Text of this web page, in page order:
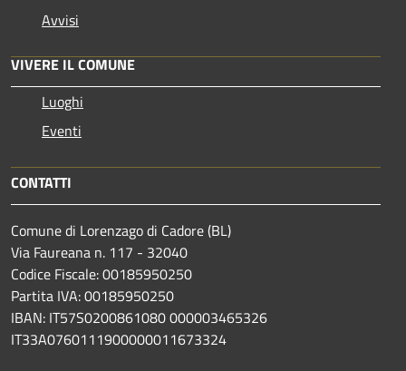
Avvisi
VIVERE IL COMUNE
Luoghi
Eventi
CONTATTI
Comune di Lorenzago di Cadore (BL)
Via Faureana n. 117 - 32040
Codice Fiscale: 00185950250
Partita IVA: 00185950250
IBAN: IT57S0200861080 000003465326
IT33A0760111900000011673324